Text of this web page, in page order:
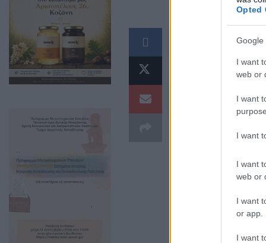
Opted
Google
I want
web or
I want
I want
I want
web or
I want
or app.
I want
Για την